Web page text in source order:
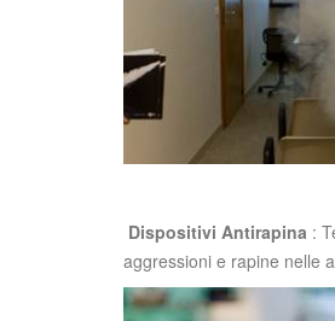
Dispositivi Antirapina :
aggressioni e rapine nelle